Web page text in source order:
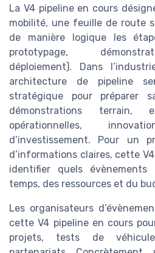
La V4 pipeline en cours
mobilité, une feuille de route
de manière logique les
prototypage,
déploiement). Dans
architecture de pipeline
stratégique pour préparer
démonstrations terrain,
opérationnelles,
d’investissement. Pour un
d’informations claires, cette
identifier quels
temps, des ressources et du
Les organisateurs
cette V4 pipeline en cours
projets, tests de